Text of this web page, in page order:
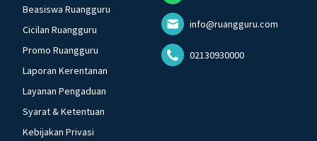
Beasiswa Ruangguru
Cicilan Ruangguru
Promo Ruangguru
Laporan Kerentanan
Layanan Pengaduan
Syarat & Ketentuan
Kebijakan Privasi
info@ruangguru.com
02130930000